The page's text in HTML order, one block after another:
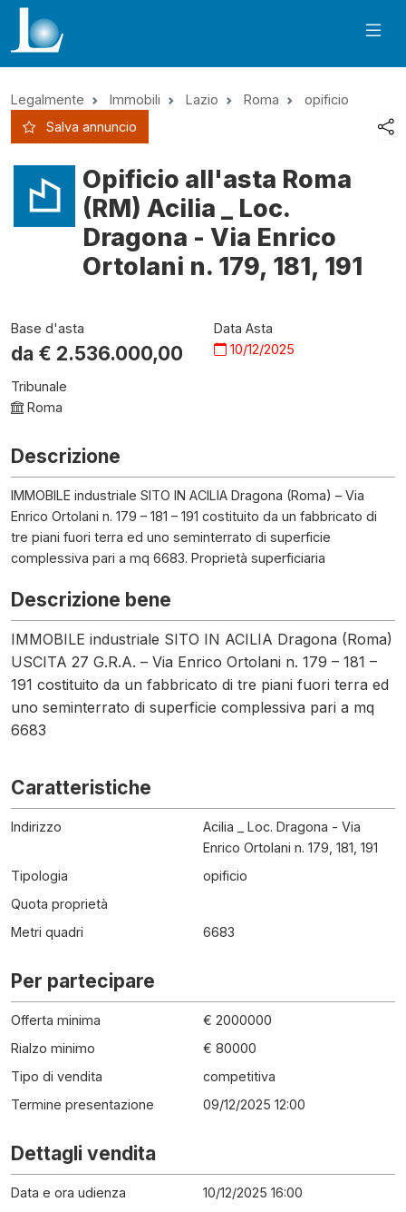
Legalmente Immobili Lazio Roma
opificio
Salva annuncio
Opificio all'asta Roma
(RM) Acilia _ Loc.
Dragona - Via Enrico
Ortolani n. 179, 181, 191
Base d'asta
da € 2.536.000,00
Data Asta
10/12/2025
Tribunale
Roma
Descrizione
IMMOBILE industriale SITO IN ACILIA Dragona (Roma) – Via
Enrico Ortolani n. 179 – 181 – 191 costituito da un fabbricato di
tre piani fuori terra ed uno seminterrato di superficie
complessiva pari a mq 6683. Proprietà superficiaria
Descrizione bene
IMMOBILE industriale SITO IN ACILIA Dragona (Roma)
USCITA 27 G.R.A. – Via Enrico Ortolani n. 179 – 181 –
191 costituito da un fabbricato di tre piani fuori terra ed
uno seminterrato di superficie complessiva pari a mq
6683
Caratteristiche
Indirizzo
Acilia _ Loc. Dragona - Via
Enrico Ortolani n. 179, 181, 191
Tipologia
opificio
Quota proprietà
Metri quadri
6683
Per partecipare
Offerta minima
€ 2000000
Rialzo minimo
€ 80000
Tipo di vendita
competitiva
Termine presentazione
09/12/2025 12:00
Dettagli vendita
Data e ora udienza
10/12/2025 16:00